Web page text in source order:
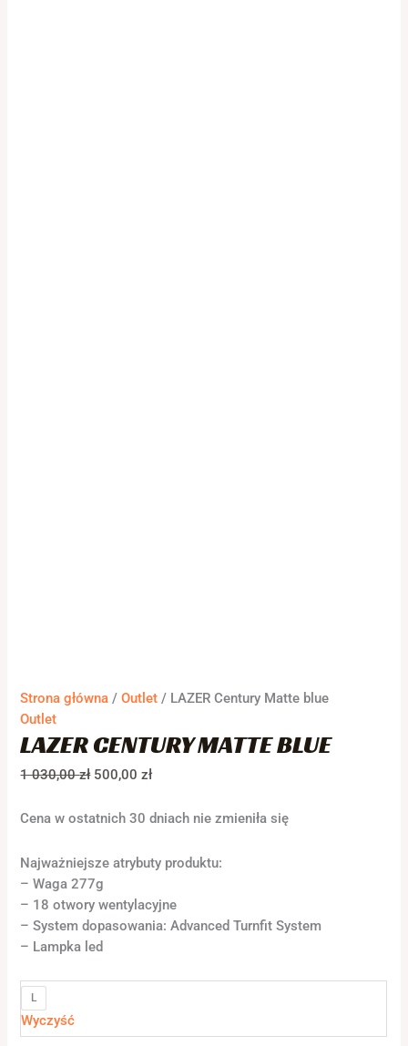
Strona główna /Outlet / LAZER Century Matte blue
Outlet
LAZER CENTURY MATTE BLUE
1 030,00zł 500,00zł
Cena w ostatnich 30 dniach nie zmieniła się
Najważniejsze atrybuty produktu:
– Waga 277g
– 18 otwory wentylacyjne
– System dopasowania: Advanced Turnfit System
– Lampka led
L
Wyczyść